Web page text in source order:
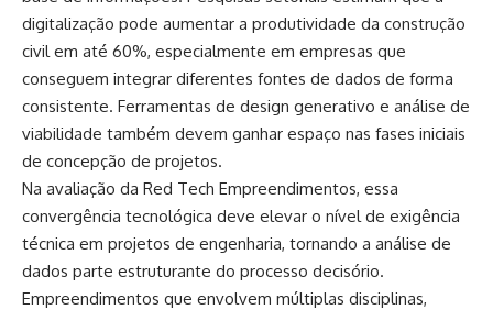
digitalização pode aumentar a produtividade da construção
civil em até 60%, especialmente em empresas que
conseguem integrar diferentes fontes de dados de forma
consistente. Ferramentas de design generativo e análise de
viabilidade também devem ganhar espaço nas fases iniciais
de concepção de projetos.
Na avaliação da Red Tech Empreendimentos, essa
convergência tecnológica deve elevar o nível de exigência
técnica em projetos de engenharia, tornando a análise de
dados parte estruturante do processo decisório.
Empreendimentos que envolvem múltiplas disciplinas,